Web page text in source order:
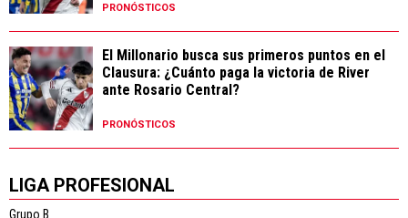
PRONÓSTICOS
El Millonario busca sus primeros puntos en el
Clausura: ¿Cuánto paga la victoria de River
ante Rosario Central?
PRONÓSTICOS
LIGA PROFESIONAL